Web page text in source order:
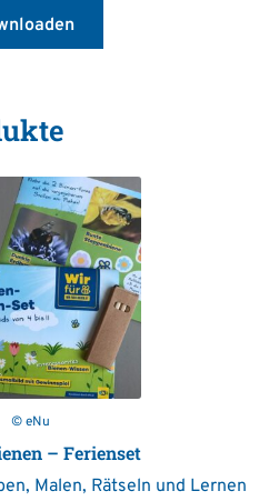
© eNu
– Ferienset
Malen, Rätseln und Lernen